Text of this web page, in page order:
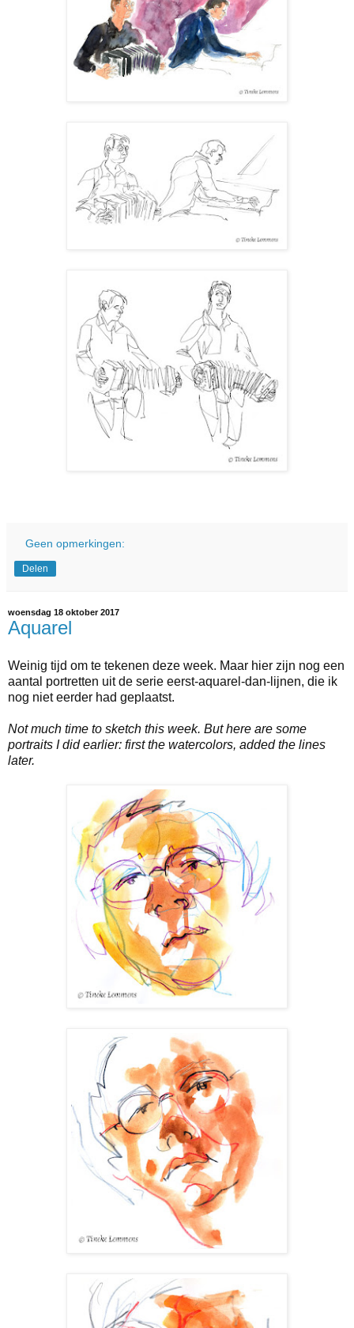
Geen opmerkingen:
Delen
woensdag 18 oktober 2017
Aquarel
Weinig tijd om te tekenen deze week. Maar hier zijn nog een
aantal portretten uit de serie eerst-aquarel-dan-lijnen, die ik
nog niet eerder had geplaatst.
Not much time to sketch this week. But here are some
portraits I did earlier: first the watercolors, added the lines
later.